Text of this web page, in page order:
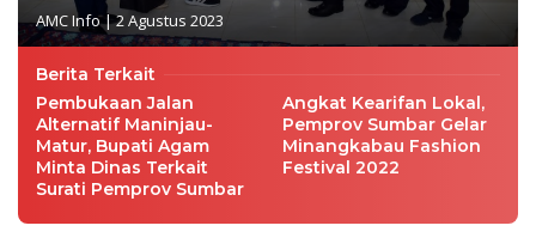
AMC Info|2 Agustus 2023
Berita Terkait
Pembukaan Jalan
Alternatif Maninjau-
Matur, Bupati Agam
Minta Dinas Terkait
Surati Pemprov Sumbar
Angkat Kearifan Lokal,
Pemprov Sumbar Gelar
Minangkabau Fashion
Festival 2022